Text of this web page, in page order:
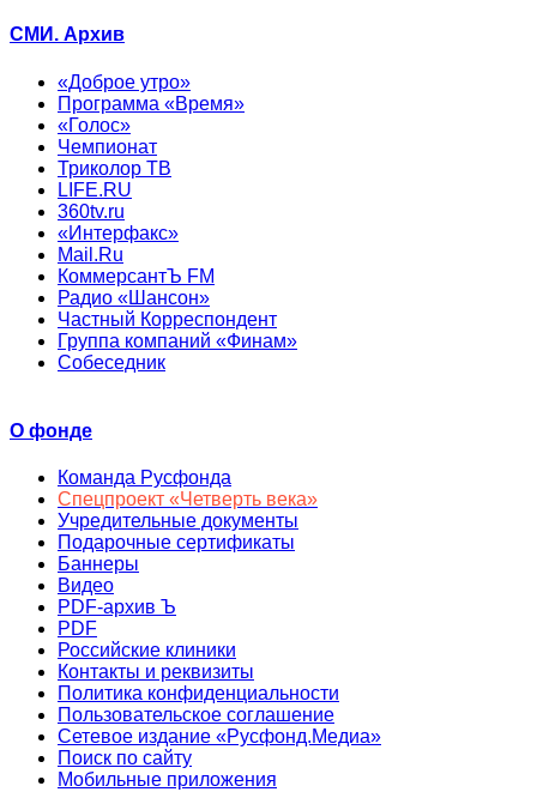
СМИ. Архив
«Доброе утро»
Программа «Время»
«Голос»
Чемпионат
Триколор ТВ
LIFE.RU
360tv.ru
«Интерфакс»
Mail.Ru
КоммерсантЪ FM
Радио «Шансон»
Частный Корреспондент
Группа компаний «Финам»
Собеседник
О фонде
Команда Русфонда
Спецпроект «Четверть века»
Учредительные документы
Подарочные сертификаты
Баннеры
Видео
PDF-архив Ъ
PDF
Российские клиники
Контакты и реквизиты
Политика конфиденциальности
Пользовательское соглашение
Сетевое издание «Русфонд.Медиа»
Поиск по сайту
Мобильные приложения